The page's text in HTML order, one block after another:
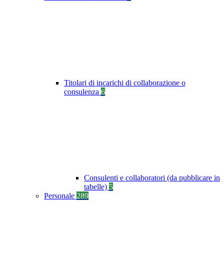
Titolari di incarichi di collaborazione o
consulenza 6
Consulenti e collaboratori (da pubblicare in
tabelle) 5
Personale 289